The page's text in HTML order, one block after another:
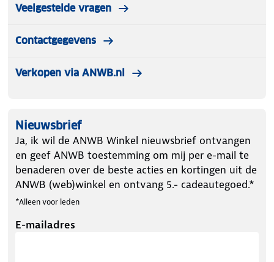
Veelgestelde vragen
Contactgegevens
Verkopen via ANWB.nl
Nieuwsbrief
Ja, ik wil de ANWB Winkel nieuwsbrief ontvangen
en geef ANWB toestemming om mij per e-mail te
benaderen over de beste acties en kortingen uit de
ANWB (web)winkel en ontvang 5.- cadeautegoed.*
*Alleen voor leden
E-mailadres